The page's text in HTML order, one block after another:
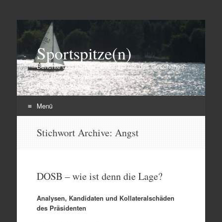
Sportspitze(n)
Berichte und Kommentare rund um das Geschehen
vom Rasen, aus Stadien, Hallen und
Funktionärsetagen
Menü
Stichwort Archive: Angst
DOSB – wie ist denn die Lage?
Analysen, Kandidaten und Kollateralschäden
des Präsidenten